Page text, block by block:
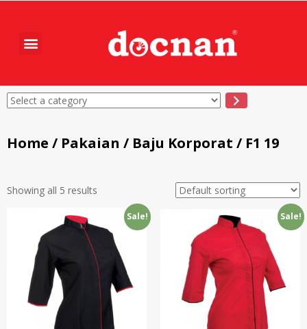
Home / Pakaian / Baju Korporat / F1 19
Showing all 5 results
Sale! Sale!